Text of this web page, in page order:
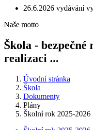
26.6.2026 vydávání
Naše motto
Škola -
realizaci ...
Úvodní stránka
Škola
Dokumenty
Plány
Školní rok 2025-2026